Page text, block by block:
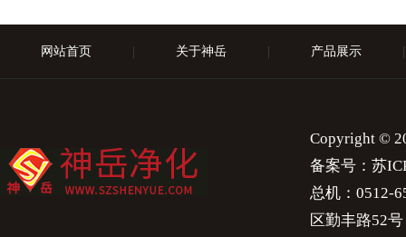
网站首页 关于神岳 产品展示
Copyright ©
备案号： 苏
总机：0512-
区勤丰路52号